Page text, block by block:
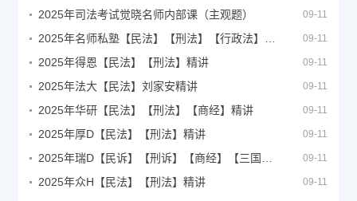
2025年司法考试觉晓名师内部课（主观题） 09-11
09-11
2025年得恩【民法】【刑法】精讲 09-11
2025年法大【民法】刘家安精讲 09-11
2025年华研【民法】【刑法】【商经】精讲 09-11
2025年厚D【民法】【刑法】精讲 09-11
09-11
2025年众H【民法】【刑法】精讲 09-11